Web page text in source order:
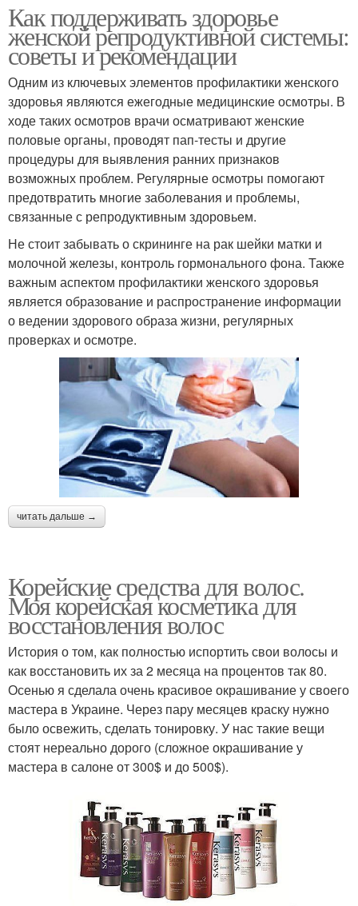
Как поддерживать здоровье
женской репродуктивной системы:
советы и рекомендации
Одним из ключевых элементов профилактики женского
здоровья являются ежегодные медицинские осмотры. В
ходе таких осмотров врачи осматривают женские
половые органы, проводят пап-тесты и другие
процедуры для выявления ранних признаков
возможных проблем. Регулярные осмотры помогают
предотвратить многие заболевания и проблемы,
связанные с репродуктивным здоровьем.
Не стоит забывать о скрининге на рак шейки матки и
молочной железы, контроль гормонального фона. Также
важным аспектом профилактики женского здоровья
является образование и распространение информации
о ведении здорового образа жизни, регулярных
проверках и осмотре.
читать дальше →
Корейские средства для волос.
Моя корейская косметика для
восстановления волос
История о том, как полностью испортить свои волосы и
как восстановить их за 2 месяца на процентов так 80.
Осенью я сделала очень красивое окрашивание у своего
мастера в Украине. Через пару месяцев краску нужно
было освежить, сделать тонировку. У нас такие вещи
стоят нереально дорого (сложное окрашивание у
мастера в салоне от 300$ и до 500$).